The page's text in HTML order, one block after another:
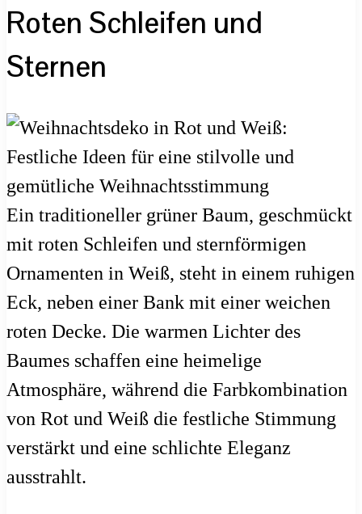
Roten Schleifen und
Sternen
Ein traditioneller grüner Baum, geschmückt
mit roten Schleifen und sternförmigen
Ornamenten in Weiß, steht in einem ruhigen
Eck, neben einer Bank mit einer weichen
roten Decke. Die warmen Lichter des
Baumes schaffen eine heimelige
Atmosphäre, während die Farbkombination
von Rot und Weiß die festliche Stimmung
verstärkt und eine schlichte Eleganz
ausstrahlt.